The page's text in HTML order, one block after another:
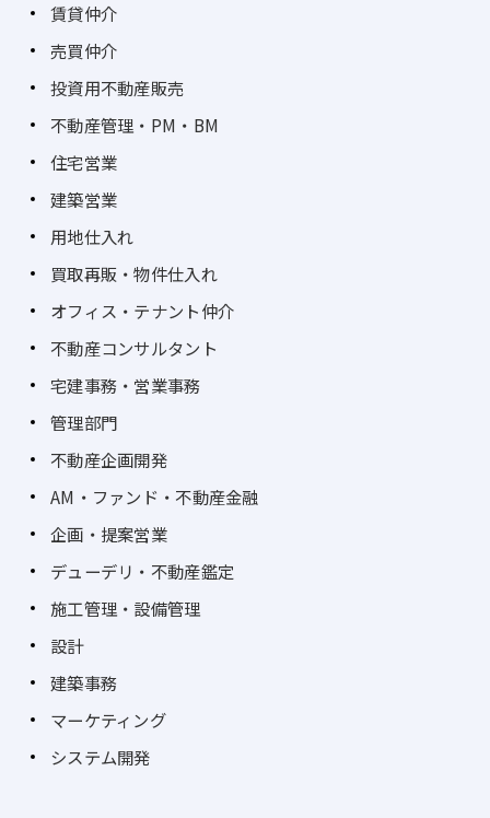
賃貸仲介
売買仲介
投資用不動産販売
不動産管理・PM・BM
住宅営業
建築営業
用地仕入れ
買取再販・物件仕入れ
オフィス・テナント仲介
不動産コンサルタント
宅建事務・営業事務
管理部門
不動産企画開発
AM・ファンド・不動産金融
企画・提案営業
デューデリ・不動産鑑定
施工管理・設備管理
設計
建築事務
マーケティング
システム開発